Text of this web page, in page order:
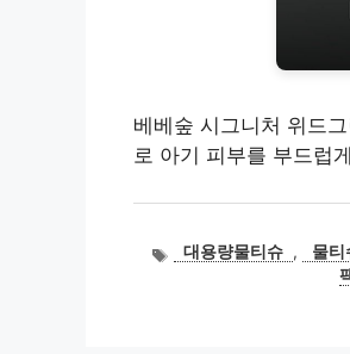
베베숲 시그니처 위드
로 아기 피부를 부드럽
태대용량물티슈 , 물티